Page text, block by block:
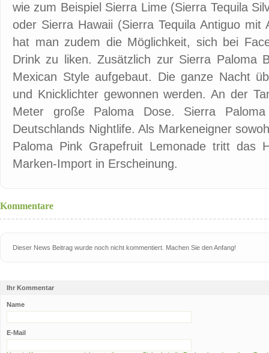
wie zum Beispiel Sierra Lime (Sierra Tequila
oder Sierra Hawaii (Sierra Tequila Antiguo mit
hat man zudem die Möglichkeit, sich bei
Drink zu liken. Zusätzlich zur Sierra Paloma
Mexican Style aufgebaut. Die ganze Nacht
und Knicklichter gewonnen werden. An der
Meter große Paloma Dose. Sierra
Deutschlands Nightlife. Als Markeneigner
Paloma Pink Grapefruit Lemonade tritt das
Marken-Import in Erscheinung.
Kommentare
Dieser News Beitrag wurde noch nicht kommentiert. Machen Sie den Anfang!
Ihr Kommentar
Name
E-Mail